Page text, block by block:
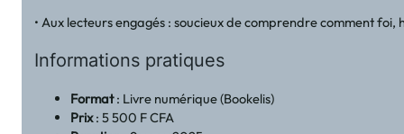
• Aux lecteurs engagés : soucieux de comprendre comment
Informations pratiques
Format: Livre numérique (Bookelis)
Prix: 5 500 F CFA